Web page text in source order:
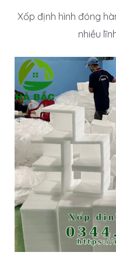
Xốp định hình đóng
nhiều